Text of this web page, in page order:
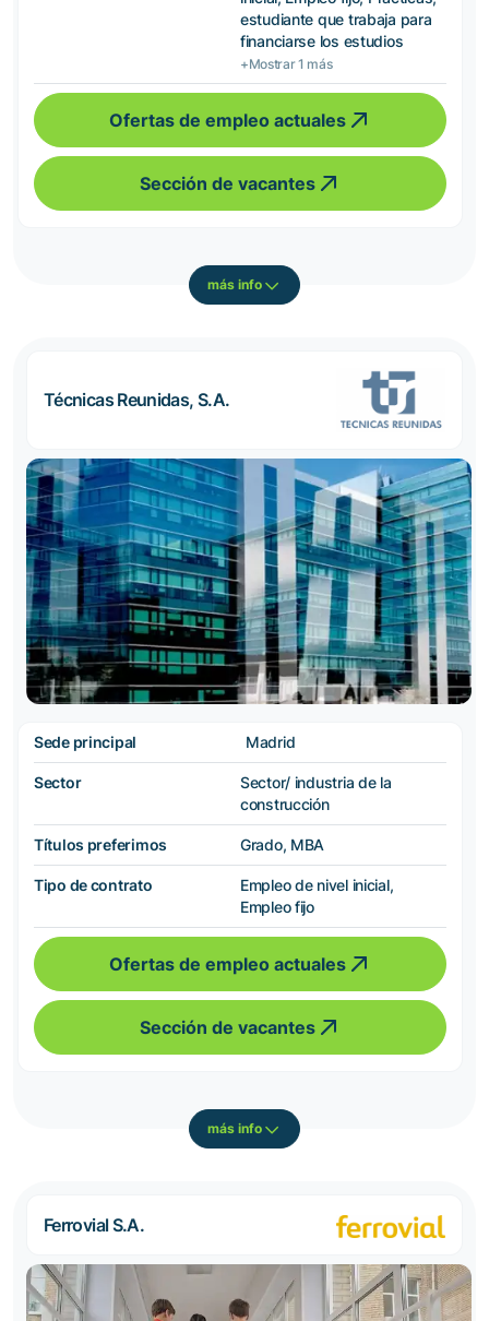
estudiante que trabaja para
financiarse los estudios
+Mostrar 1 más
Ofertas de empleo actuales
Sección de vacantes
más info
Técnicas Reunidas, S.A.
Sede principal Madrid
Sector
Sector/ industria de la
construcción
Títulos preferimos Grado, MBA
Tipo de contrato
Empleo de nivel inicial,
Empleo fijo
Ofertas de empleo actuales
Sección de vacantes
más info
Ferrovial S.A.